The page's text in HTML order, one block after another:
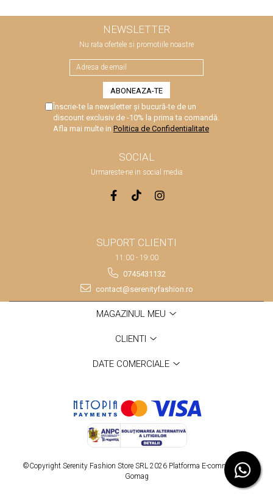
NEWSLETTER
Nu rata ofertele si promotiile noastre
Înscrie-te la newsletter și bucură-te de un
discount exclusiv de -10% la prima ta comandă.
Afla mai multe in Politica de Confidentialitate
SOCIAL
Urmareste-ne in social media
SUPORT CLIENTI
11:00 - 19:00
0745431132
contact@serenityfashion.ro
MAGAZINUL MEU
CLIENTI
DATE COMERCIALE
©Copyright Serenity Fashion Store SRL 2026 Platforma E-commerce by
Gomag